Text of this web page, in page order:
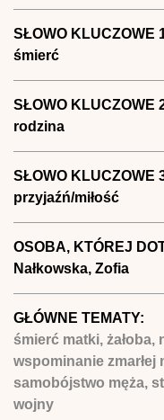
SŁOWO KLUCZOWE
śmierć
SŁOWO KLUCZOWE
rodzina
SŁOWO KLUCZOWE
przyjaźń/miłość
OSOBA, KTÓREJ
Nałkowska, Zofia
GŁÓWNE TEMATY:
śmierć matki,
wspominanie zmarłej
samobójstwo męża,
wojny